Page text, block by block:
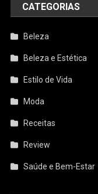
CATEGORIAS
Beleza
Beleza e Estética
Estilo de Vida
Moda
Receitas
Review
Saúde e Bem-Estar